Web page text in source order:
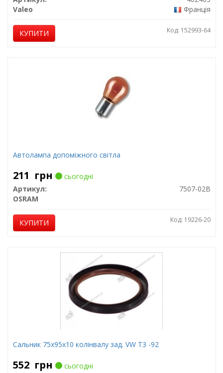
Valeo
Франція
КУПИТИ Код: 152993-64
Автолампа допоміжного світла
211 грн
сьогодні
Артикул:
7507-02B
OSRAM
КУПИТИ Код: 19226-20
Сальник 75x95x10 колінвалу зад. VW T3 -92
552 грн
сьогодні